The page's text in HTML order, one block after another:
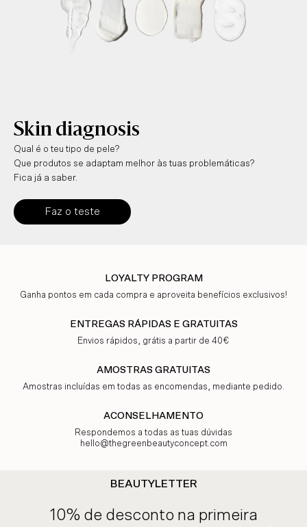
Skin diagnosis
Qual é o teu tipo de pele?
Que produtos se adaptam melhor às tuas problemáticas?
Fica já a saber.
Faz o teste
LOYALTY PROGRAM
Ganha pontos em cada compra e aproveita benefícios exclusivos!
ENTREGAS RÁPIDAS E GRATUITAS
Envios rápidos, grátis a partir de 40€
AMOSTRAS GRATUITAS
Amostras incluídas em todas as encomendas, mediante pedido.
ACONSELHAMENTO
Respondemos a todas as tuas dúvidas
hello@thegreenbeautyconcept.com
BEAUTYLETTER
10% de desconto na primeira